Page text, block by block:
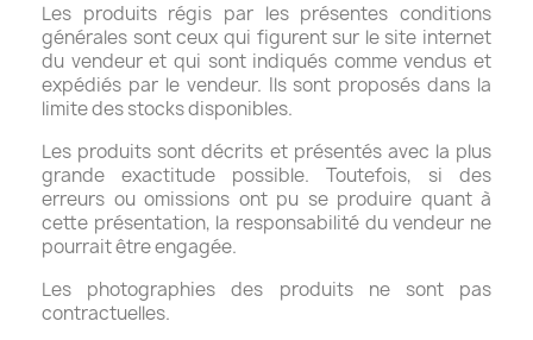
Les produits régis par les présentes conditions
générales sont ceux qui figurent sur le site internet
du vendeur et qui sont indiqués comme vendus et
expédiés par le vendeur. Ils sont proposés dans la
limite des stocks disponibles.
Les produits sont décrits et présentés avec la plus
grande exactitude possible. Toutefois, si des
erreurs ou omissions ont pu se produire quant à
cette présentation, la responsabilité du vendeur ne
pourrait être engagée.
Les photographies des produits ne sont pas
contractuelles.